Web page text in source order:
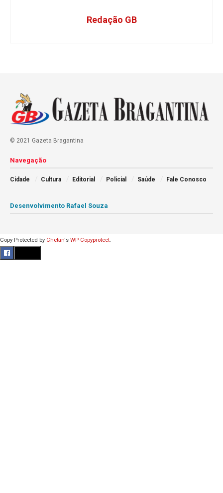
Redação GB
© 2021 Gazeta Bragantina
Navegação
Cidade Cultura Editorial Policial Saúde Fale Conosco
Desenvolvimento Rafael Souza
Copy Protected by Chetan's WP-Copyprotect.